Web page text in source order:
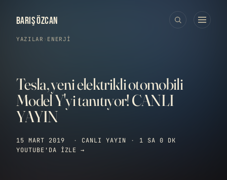
BARIŞ ÖZCAN
YAZILAR › ENERJI
Tesla, yeni elektrikli otomobili
Model Y'yi tanıtıyor! CANLI
YAYIN
15 MART 2019 · CANLI YAYIN ·
1 SA 0 DK
YOUTUBE'DA IZLE →